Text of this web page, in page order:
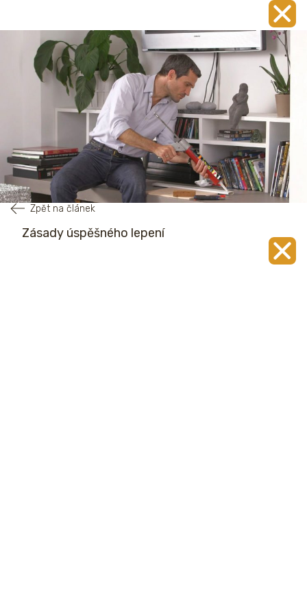
Zpět na článek
Zásady úspěšného lepení